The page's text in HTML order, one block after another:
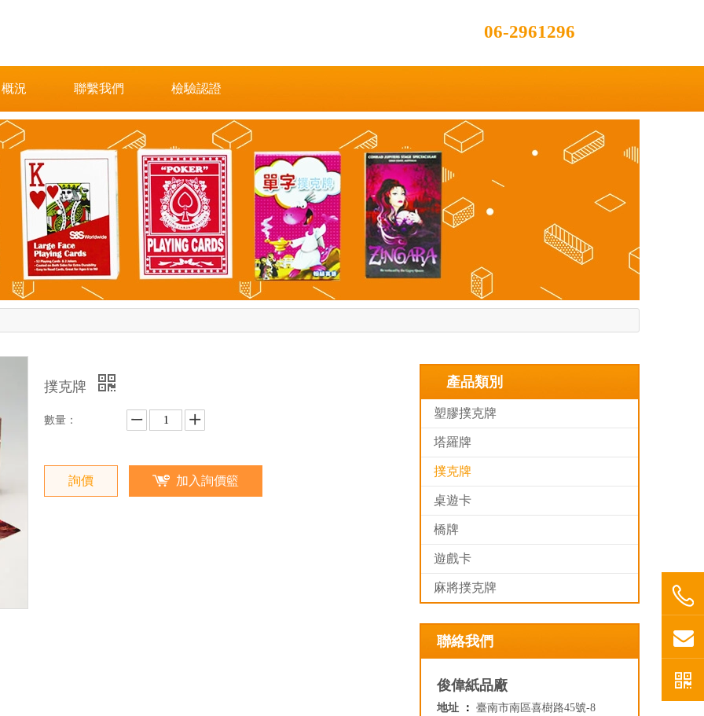
06-2961296
況 聯繫我們 檢驗認證
撲克牌
數量：
詢價 加入詢價籃
產品類別
塑膠撲克牌
塔羅牌
撲克牌
桌遊卡
橋牌
遊戲卡
麻將撲克牌
聯絡我們
俊偉紙品廠
地址 ： 臺南市南區喜樹路45號-8